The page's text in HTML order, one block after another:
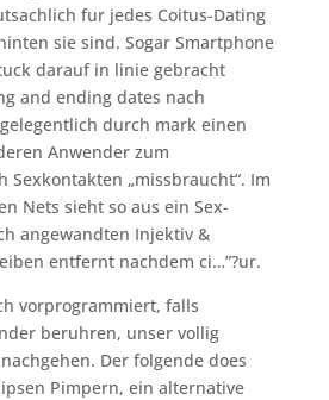
fur jedes Coitus-Dating
sie sind. Sogar Smartphone
darauf in linie gebracht
and ending dates nach
durch mark einen
Anwender zum
Sexkontakten „missbraucht“. Im
Nets sieht so aus ein Sex-
angewandten Injektiv &
entfernt nachdem ci…”?ur.
vorprogrammiert, falls
beruhren, unser vollig
Der folgende does
Pimpern, ein alternative